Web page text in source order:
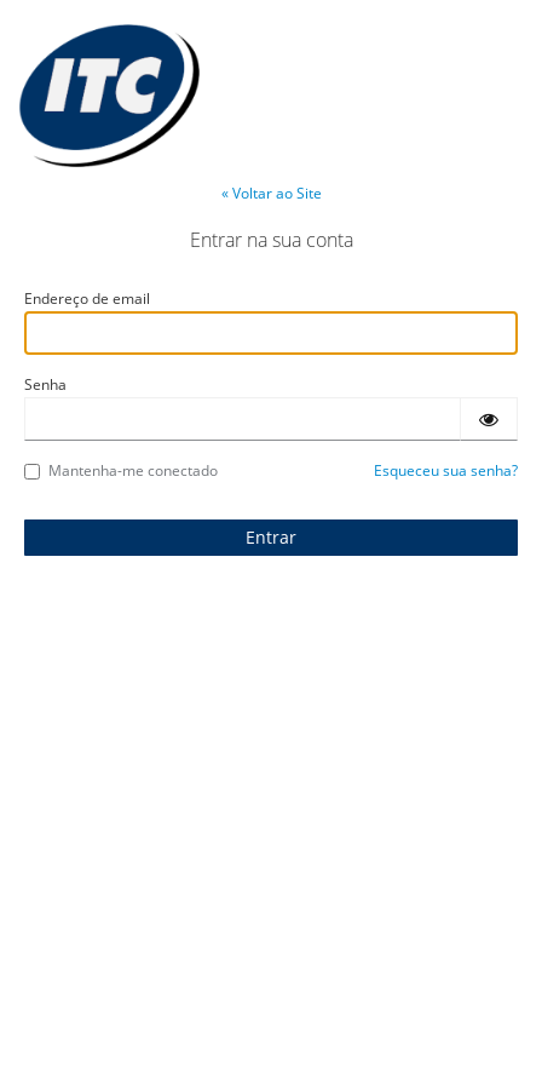
« Voltar ao Site
Entrar na sua conta
Endereço de email
Senha
Mantenha-me conectado Esqueceu sua senha?